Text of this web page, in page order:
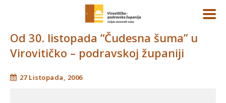
Od 30. listopada “Čudesna šuma” u
Virovitičko – podravskoj županiji
27 Listopada, 2006